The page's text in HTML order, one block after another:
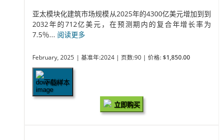
亚太模块化建筑市场规模从2025年的4300亿美元增加到到
2032年的712亿美元，在预测期内的复合年增长率为
7.5％... 阅读更多
February, 2025 | 基准年:2024 | 页数:90 | 价格: $1,850.00
下载样本
立即购买